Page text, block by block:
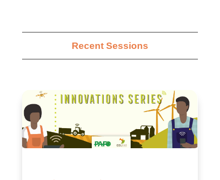
Recent Sessions